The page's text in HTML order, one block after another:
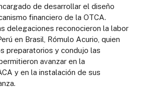
de desarrollar el diseño
financiero de la OTCA.
delegaciones reconocieron la labor
en Brasil, Rómulo Acurio, quien
preparatorios y condujo las
avanzar en la
y en la instalación de sus